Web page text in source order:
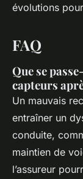
évolutions
FAQ
Que se
capteurs
Un mauvais
entraîner un
conduite,
maintien de
l’assureur